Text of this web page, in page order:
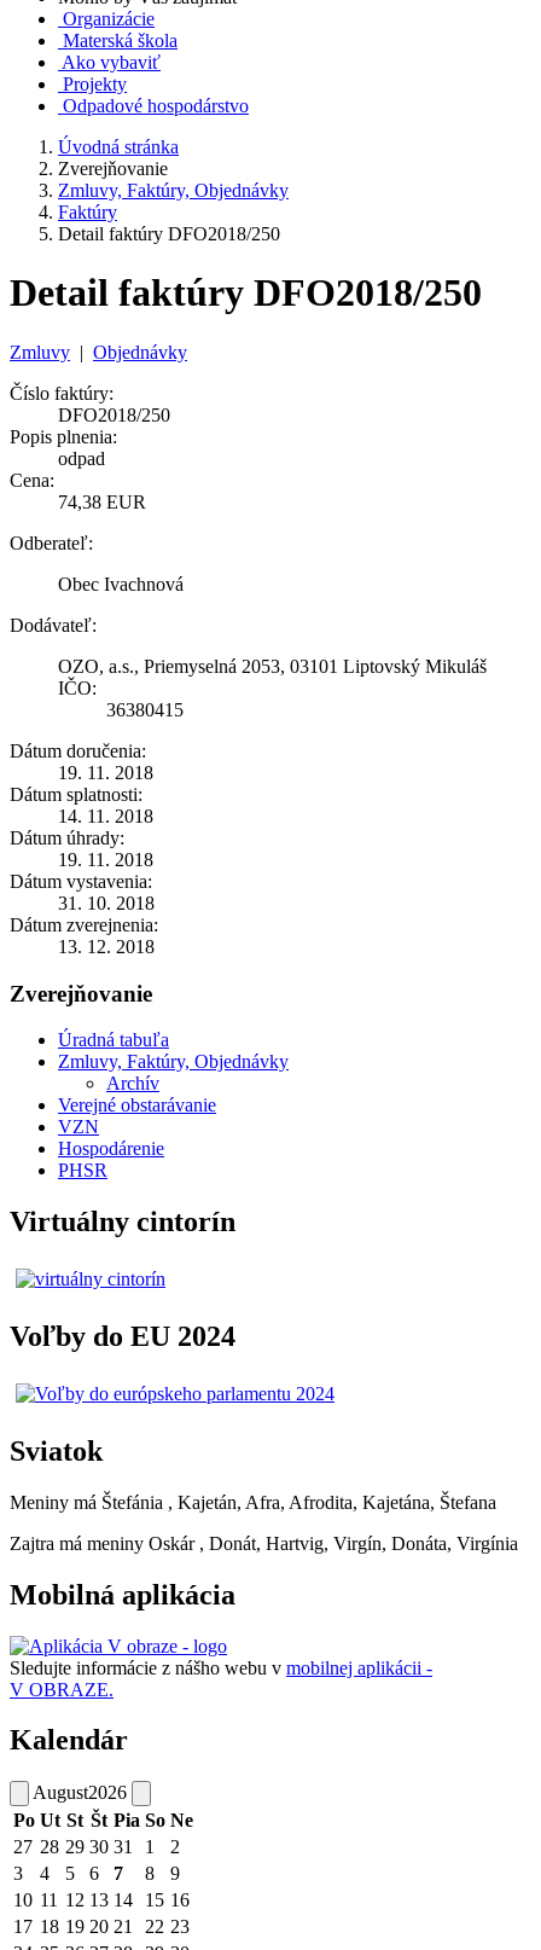
Organizácie
Materská škola
Ako vybaviť
Projekty
Odpadové hospodárstvo
Úvodná stránka
Zverejňovanie
Zmluvy, Faktúry, Objednávky
Faktúry
Detail faktúry DFO2018/250
Detail faktúry DFO2018/250
Zmluvy | Objednávky
Číslo faktúry:
DFO2018/250
Popis plnenia:
odpad
Cena:
74,38 EUR
Odberateľ:
Obec Ivachnová
Dodávateľ:
OZO, a.s., Priemyselná 2053, 03101 Liptovský Mikuláš
IČO:
36380415
Dátum doručenia:
19. 11. 2018
Dátum splatnosti:
14. 11. 2018
Dátum úhrady:
19. 11. 2018
Dátum vystavenia:
31. 10. 2018
Dátum zverejnenia:
13. 12. 2018
Zverejňovanie
Úradná tabuľa
Zmluvy, Faktúry, Objednávky
Archív
Verejné obstarávanie
VZN
Hospodárenie
PHSR
Virtuálny cintorín
Voľby do EU 2024
Sviatok
Meniny má Štefánia , Kajetán, Afra, Afrodita, Kajetána, Štefana
Zajtra má meniny Oskár , Donát, Hartvig, Virgín, Donáta, Virgínia
Mobilná aplikácia
Sledujte informácie z nášho webu v mobilnej aplikácii -
V OBRAZE.
Kalendár
August2026
Po Ut St Št Pia So Ne
27 28 29 30 31 1
2
3
4 5 6 7 8
9
10 11 12 13 14 15 16
17 18 19 20 21 22 23